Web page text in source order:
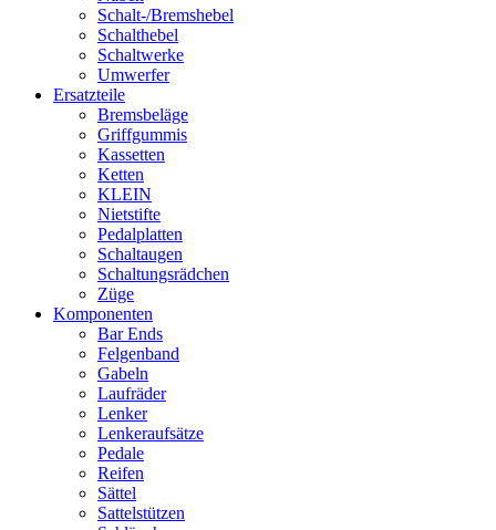
Schalt-/Bremshebel
Schalthebel
Schaltwerke
Umwerfer
Ersatzteile
Bremsbeläge
Griffgummis
Kassetten
Ketten
KLEIN
Nietstifte
Pedalplatten
Schaltaugen
Schaltungsrädchen
Züge
Komponenten
Bar Ends
Felgenband
Gabeln
Laufräder
Lenker
Lenkeraufsätze
Pedale
Reifen
Sättel
Sattelstützen